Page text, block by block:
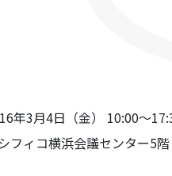
年3月4日（金） 10:00～
フィコ横浜会議センター5階